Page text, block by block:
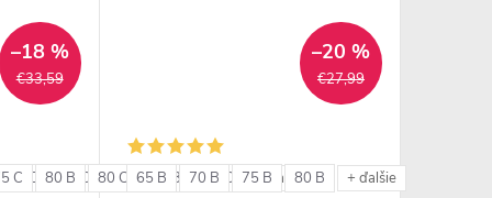
85 C 85 D 85 E 90 C 90 D + ďalšie
€33,59
–18 %
C 80 B 80 C 85 B 85 C + ďalšie
€27,99
–20 %
65 B 70 B 75 B 80 B + ďalšie